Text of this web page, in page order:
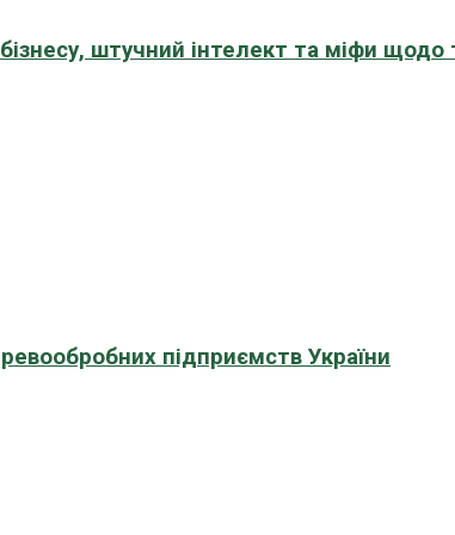
штучний інтелект та міфи щодо
підприємств України